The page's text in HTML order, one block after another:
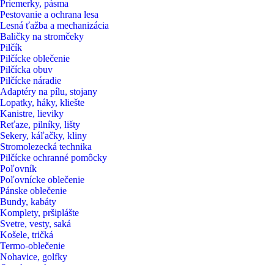
Priemerky, pásma
Pestovanie a ochrana lesa
Lesná ťažba a mechanizácia
Baličky na stromčeky
Pilčík
Pilčícke oblečenie
Pilčícka obuv
Pilčícke náradie
Adaptéry na pílu, stojany
Lopatky, háky, kliešte
Kanistre, lieviky
Reťaze, pilníky, lišty
Sekery, káľačky, kliny
Stromolezecká technika
Pilčícke ochranné pomôcky
Poľovník
Poľovnícke oblečenie
Pánske oblečenie
Bundy, kabáty
Komplety, pršiplášte
Svetre, vesty, saká
Košele, tričká
Termo-oblečenie
Nohavice, golfky